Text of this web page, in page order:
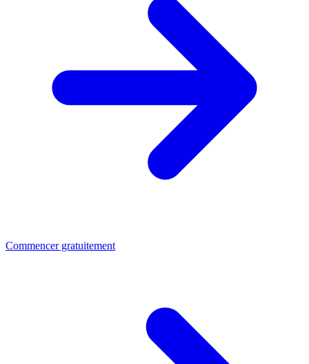
Commencer gratuitement